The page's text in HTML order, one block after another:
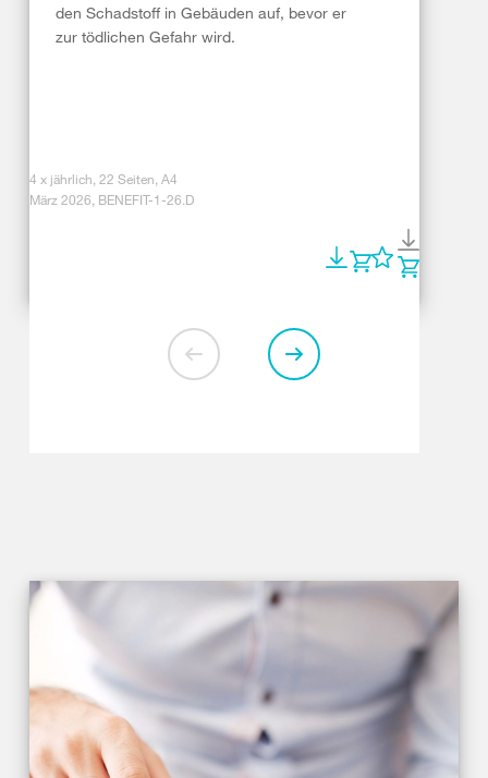
den Schadstoff in Gebäuden auf, bevor er
zur tödlichen Gefahr wird.
4 x jährlich, 22 Seiten, A4
März 2026, BENEFIT-1-26.D